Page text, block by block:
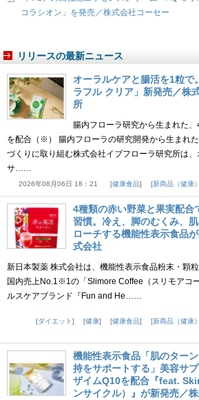
コラシオン」を発売／株式会社コーセー
リリースの最新ニュース
オーラルケアと腸活を1粒で
ラフル クリア」新発売／株
所
腸内フローラ研究から生まれた
を配合（※） 腸内フローラの研究開発から生まれ
づくりに取り組む株式会社イブフローラ研究所は
サ……
2026年08月06日 18：21 健康食品 新商品（健康）
4種類の赤い野菜と果実配合
習慣。冷え、脚のむくみ、
ローチする機能性表示食品
式会社
新日本製薬 株式会社は、機能性表示食品粉末・顆
国内売上No.1※1の「Slimore Coffee（スリモアコ
ルスケアブランド『Fun and He……
ダイエット
健康 健康食品 新商品（健康）
機能性表示食品「肌のター
持をサポートする」美容サ
ザイムQ10を配合『feat.
ンサイクル）』が新発売／